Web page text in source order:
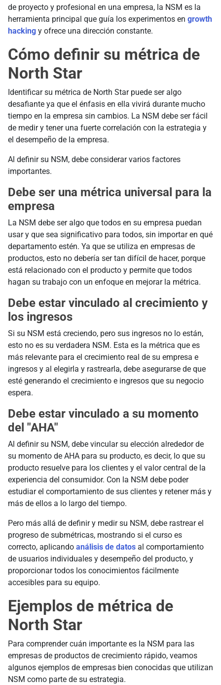
de proyecto y profesional en una empresa, la NSM es la
herramienta principal que guía los experimentos en growth
hacking y ofrece una dirección constante.
Cómo definir su métrica de
North Star
Identificar su métrica de North Star puede ser algo
desafiante ya que el énfasis en ella vivirá durante mucho
tiempo en la empresa sin cambios. La NSM debe ser fácil
de medir y tener una fuerte correlación con la estrategia y
el desempeño de la empresa.
Al definir su NSM, debe considerar varios factores
importantes.
Debe ser una métrica universal para la
empresa
La NSM debe ser algo que todos en su empresa puedan
usar y que sea significativo para todos, sin importar en qué
departamento estén. Ya que se utiliza en empresas de
productos, esto no debería ser tan difícil de hacer, porque
está relacionado con el producto y permite que todos
hagan su trabajo con un enfoque en mejorar la métrica.
Debe estar vinculado al crecimiento y
los ingresos
Si su NSM está creciendo, pero sus ingresos no lo están,
esto no es su verdadera NSM. Esta es la métrica que es
más relevante para el crecimiento real de su empresa e
ingresos y al elegirla y rastrearla, debe asegurarse de que
esté generando el crecimiento e ingresos que su negocio
espera.
Debe estar vinculado a su momento
del "AHA"
Al definir su NSM, debe vincular su elección alrededor de
su momento de AHA para su producto, es decir, lo que su
producto resuelve para los clientes y el valor central de la
experiencia del consumidor. Con la NSM debe poder
estudiar el comportamiento de sus clientes y retener más y
más de ellos a lo largo del tiempo.
Pero más allá de definir y medir su NSM, debe rastrear el
progreso de submétricas, mostrando si el curso es
correcto, aplicando análisis de datos al comportamiento
de usuarios individuales y desempeño del producto, y
proporcionar todos los conocimientos fácilmente
accesibles para su equipo.
Ejemplos de métrica de
North Star
Para comprender cuán importante es la NSM para las
empresas de productos de crecimiento rápido, veamos
algunos ejemplos de empresas bien conocidas que utilizan
NSM como parte de su estrategia.